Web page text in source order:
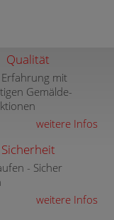
Qualität
Erfahrung mit
Gemälde-
weitere Infos
Sicherheit
- Sicher
weitere Infos